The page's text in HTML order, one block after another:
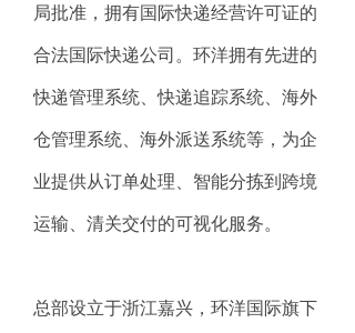
局批准，拥有国际快递经营许可证的
合法国际快递公司。环洋拥有先进的
快递管理系统、快递追踪系统、海外
仓管理系统、海外派送系统等，为企
业提供从订单处理、智能分拣到跨境
运输、清关交付的可视化服务。
总部设立于浙江嘉兴，环洋国际旗下